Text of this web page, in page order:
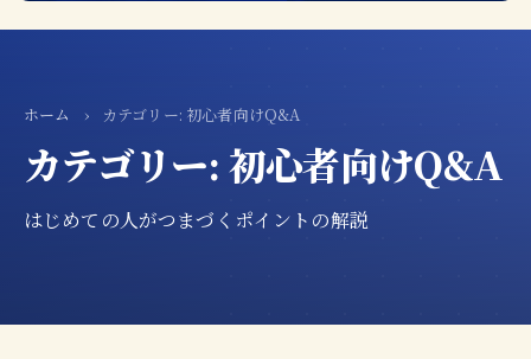
ホーム › カテゴリー: 初心者向けQ&A
カテゴリー:初心者向けQ&A
はじめての人がつまづくポイントの解説